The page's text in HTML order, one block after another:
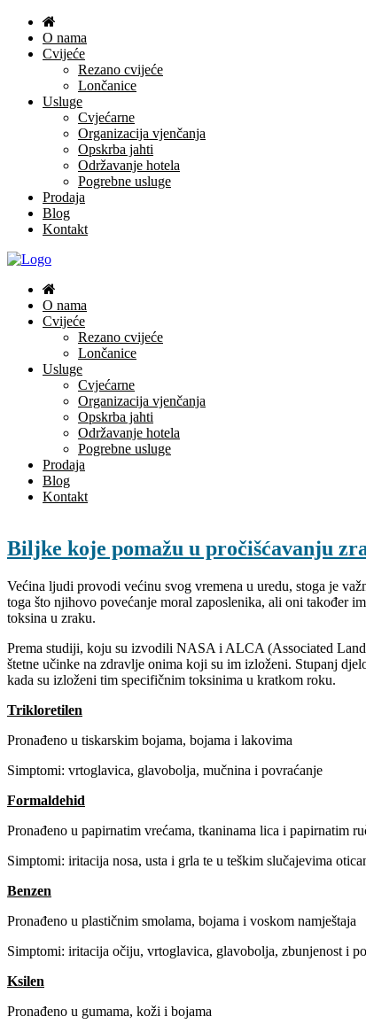
O nama
Cvijeće
Rezano cvijeće
Lončanice
Usluge
Cvjećarne
Organizacija vjenčanja
Opskrba jahti
Održavanje hotela
Pogrebne usluge
Prodaja
Blog
Kontakt
O nama
Cvijeće
Rezano cvijeće
Lončanice
Usluge
Cvjećarne
Organizacija vjenčanja
Opskrba jahti
Održavanje hotela
Pogrebne usluge
Prodaja
Blog
Kontakt
Biljke koje pomažu u pročišćavanju
Većina ljudi provodi većinu svog vremena u uredu, stoga je
toga što njihovo povećanje moral zaposlenika, ali oni također
toksina u zraku.
Prema studiji, koju su izvodili NASA i ALCA (Associated
štetne učinke na zdravlje onima koji su im izloženi. Stupanj
kada su izloženi tim specifičnim toksinima u kratkom roku.
Trikloretilen
Pronađeno u tiskarskim bojama, bojama i lakovima
Simptomi: vrtoglavica, glavobolja, mučnina i povraćanje
Formaldehid
Pronađeno u papirnatim vrećama, tkaninama lica i papirnatim
Simptomi: iritacija nosa, usta i grla te u teškim slučajevima
Benzen
Pronađeno u plastičnim smolama, bojama i voskom namještaja
Simptomi: iritacija očiju, vrtoglavica, glavobolja, zbunjenost i
Ksilen
Pronađeno u gumama, koži i bojama